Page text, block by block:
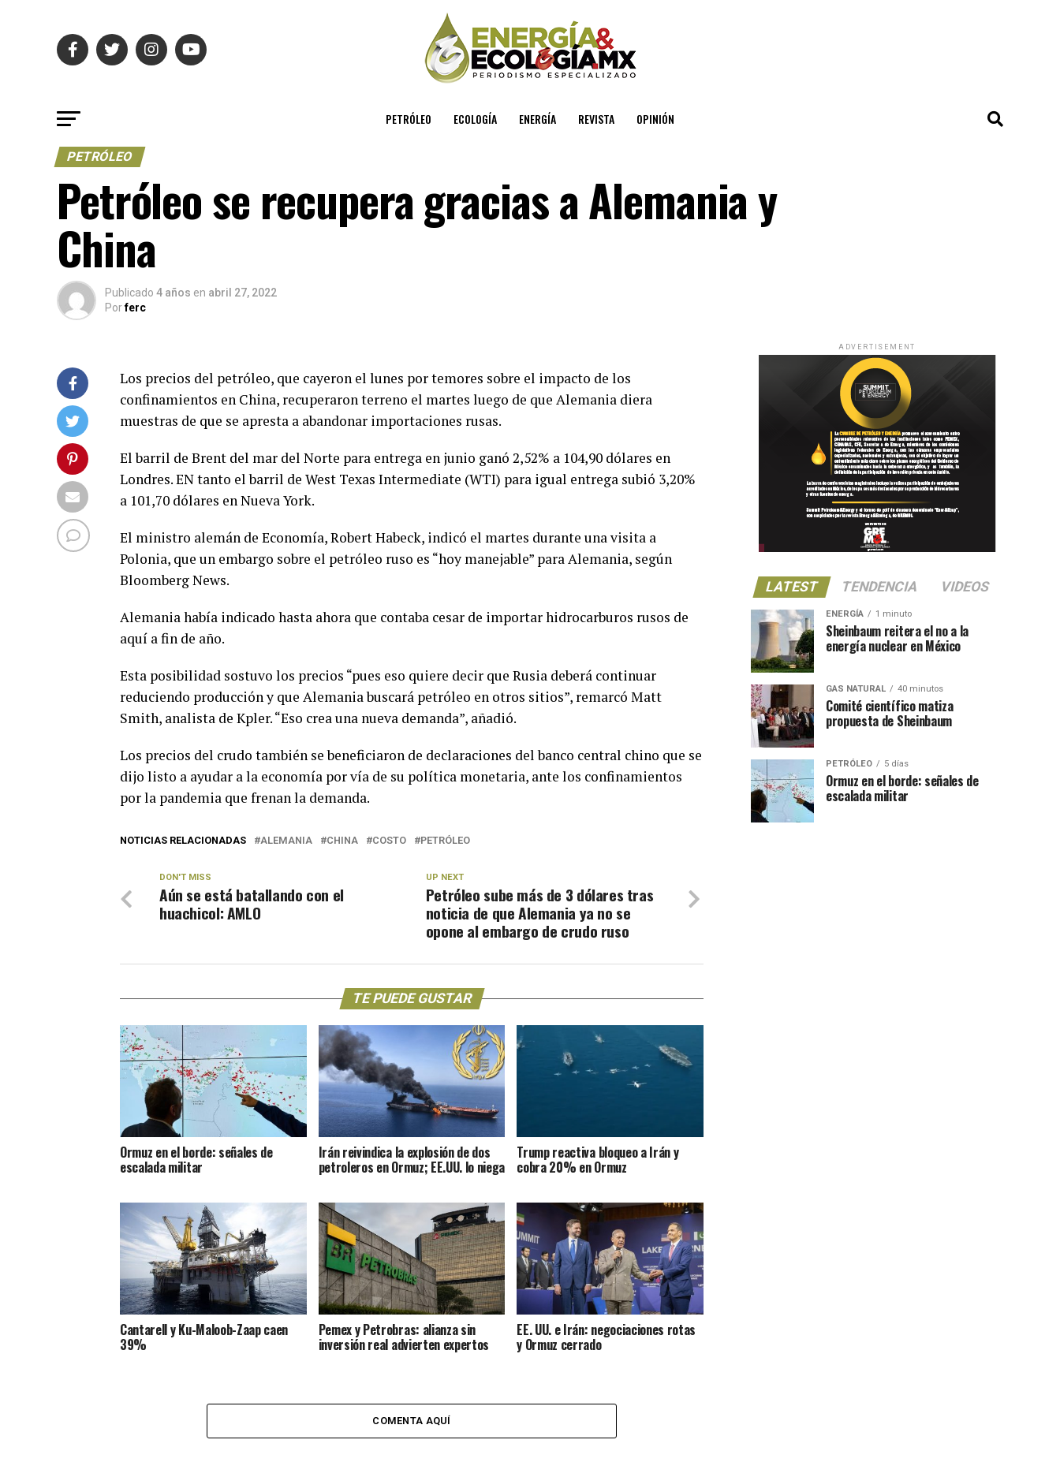
PETRÓLEO ECOLOGÍA ENERGÍA REVISTA OPINIÓN
PETRÓLEO
Petróleo se recupera gracias a Alemania y
China
Publicado 4 años en abril 27, 2022
Porferc
Los precios del petróleo, que cayeron el lunes por temores sobre el impacto de los
confinamientos en China, recuperaron terreno el martes luego de que Alemania diera
muestras de que se apresta a abandonar importaciones rusas.
El barril de Brent del mar del Norte para entrega en junio ganó 2,52% a 104,90 dólares en
Londres. EN tanto el barril de West Texas Intermediate (WTI) para igual entrega subió 3,20%
a 101,70 dólares en Nueva York.
El ministro alemán de Economía, Robert Habeck, indicó el martes durante una visita a
Polonia, que un embargo sobre el petróleo ruso es “hoy manejable” para Alemania, según
Bloomberg News.
Alemania había indicado hasta ahora que contaba cesar de importar hidrocarburos rusos de
aquí a fin de año.
Esta posibilidad sostuvo los precios “pues eso quiere decir que Rusia deberá continuar
reduciendo producción y que Alemania buscará petróleo en otros sitios”, remarcó Matt
Smith, analista de Kpler. “Eso crea una nueva demanda”, añadió.
Los precios del crudo también se beneficiaron de declaraciones del banco central chino que se
dijo listo a ayudar a la economía por vía de su política monetaria, ante los confinamientos
por la pandemia que frenan la demanda.
NOTICIAS RELACIONADAS ALEMANIA CHINA COSTO PETRÓLEO
UP NEXT
Petróleo sube más de 3 dólares tras
noticia de que Alemania ya no se
opone al embargo de crudo ruso
DON'T MISS
Aún se está batallando con el
huachicol: AMLO
TE PUEDE GUSTAR
Ormuz en el borde: señales de
escalada militar
Irán reivindica la explosión de dos
petroleros en Ormuz; EE.UU. lo niega
Trump reactiva bloqueo a Irán y
cobra 20% en Ormuz
Cantarell y Ku-Maloob-Zaap caen
39%
Pemex y Petrobras: alianza sin
inversión real advierten expertos
EE. UU. e Irán: negociaciones rotas
y Ormuz cerrado
COMENTA AQUÍ
ADVERTISEMENT
LATEST TENDENCIA VIDEOS
ENERGÍA 1 minuto
Sheinbaum reitera el no a la
energía nuclear en México
GAS NATURAL 40 minutos
Comité científico matiza
propuesta de Sheinbaum
PETRÓLEO 5 días
Ormuz en el borde: señales de
escalada militar